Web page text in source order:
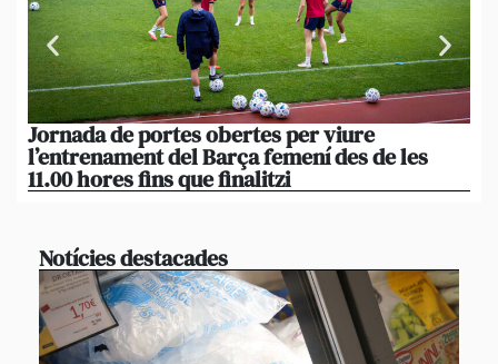
Jornada de portes obertes per viure
l’entrenament del Barça femení des de les
11.00 hores fins que finalitzi
Notícies destacades